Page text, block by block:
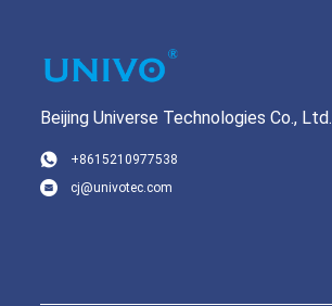
Beijing Universe Technologies Co., Ltd.
+8615210977538
cj@univotec.com